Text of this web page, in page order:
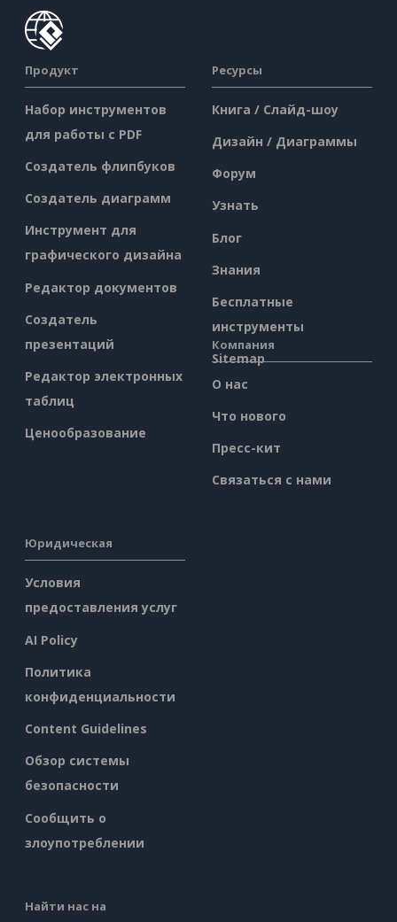
Продукт
Набор инструментов
для работы с PDF
Создатель флипбуков
Создатель диаграмм
Инструмент для
графического дизайна
Редактор документов
Создатель
презентаций
Редактор электронных
таблиц
Ценообразование
Ресурсы
Книга / Слайд-шоу
Дизайн / Диаграммы
Форум
Узнать
Блог
Знания
Бесплатные
инструменты
Sitemap
Компания
О нас
Что нового
Пресс-кит
Связаться с нами
Юридическая
Условия
предоставления услуг
AI Policy
Политика
конфиденциальности
Content Guidelines
Обзор системы
безопасности
Сообщить о
злоупотреблении
Найти нас на